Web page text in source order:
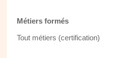
Métiers formés
Tout métiers (certification)